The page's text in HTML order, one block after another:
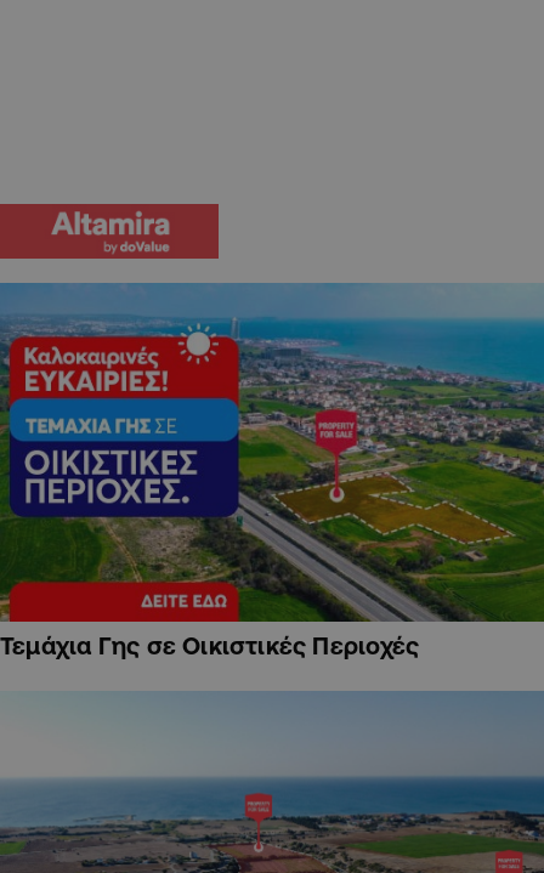
Τεμάχια Γης σε Οικιστικές Περιοχές